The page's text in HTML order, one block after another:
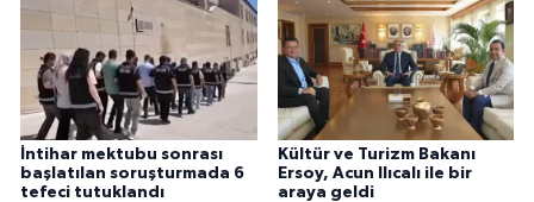
İntihar mektubu sonrası
başlatılan soruşturmada 6
tefeci tutuklandı
Kültür ve Turizm Bakanı
Ersoy, Acun Ilıcalı ile bir
araya geldi